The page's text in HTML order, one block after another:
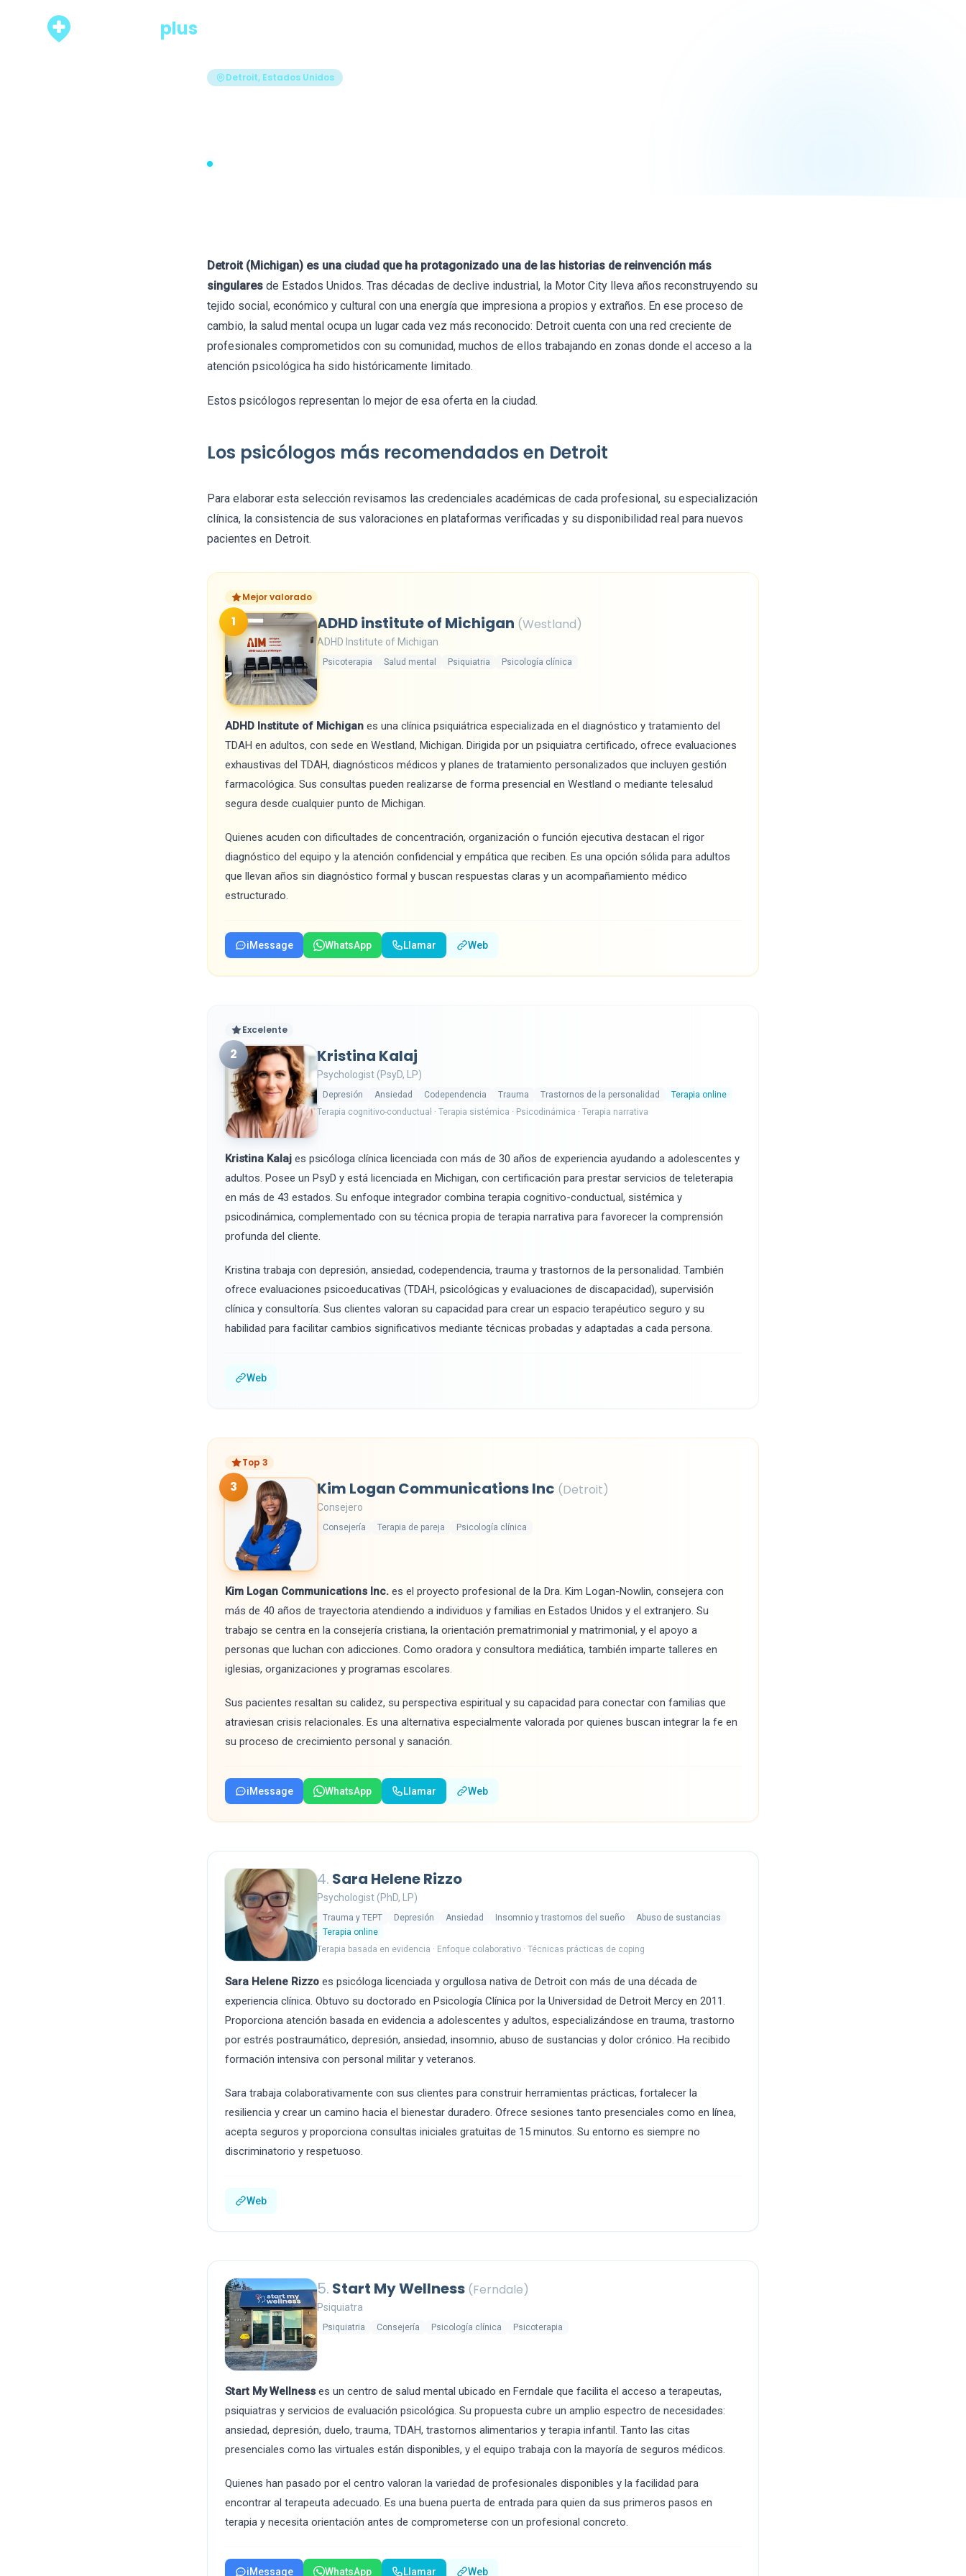
plus
Detroit, Estados Unidos
Detroit (Michigan) es una ciudad que ha protagonizado una de las historias de reinvención más
singulares de Estados Unidos. Tras décadas de declive industrial, la Motor City lleva años reconstruyendo su
tejido social, económico y cultural con una energía que impresiona a propios y extraños. En ese proceso de
cambio, la salud mental ocupa un lugar cada vez más reconocido: Detroit cuenta con una red creciente de
profesionales comprometidos con su comunidad, muchos de ellos trabajando en zonas donde el acceso a la
atención psicológica ha sido históricamente limitado.
Estos psicólogos representan lo mejor de esa oferta en la ciudad.
Los psicólogos más recomendados en Detroit
Para elaborar esta selección revisamos las credenciales académicas de cada profesional, su especialización
clínica, la consistencia de sus valoraciones en plataformas verificadas y su disponibilidad real para nuevos
pacientes en Detroit.
Mejor valorado
1 ADHD institute of Michigan (Westland)
ADHD Institute of Michigan
Psicoterapia Salud mental Psiquiatria Psicología clínica
ADHD Institute of Michigan es una clínica psiquiátrica especializada en el diagnóstico y tratamiento del
TDAH en adultos, con sede en Westland, Michigan. Dirigida por un psiquiatra certificado, ofrece evaluaciones
exhaustivas del TDAH, diagnósticos médicos y planes de tratamiento personalizados que incluyen gestión
farmacológica. Sus consultas pueden realizarse de forma presencial en Westland o mediante telesalud
segura desde cualquier punto de Michigan.
Quienes acuden con dificultades de concentración, organización o función ejecutiva destacan el rigor
diagnóstico del equipo y la atención confidencial y empática que reciben. Es una opción sólida para adultos
que llevan años sin diagnóstico formal y buscan respuestas claras y un acompañamiento médico
estructurado.
iMessage WhatsApp Llamar Web
Excelente
2 Kristina Kalaj
Psychologist (PsyD, LP)
Depresión Ansiedad Codependencia Trauma Trastornos de la personalidad
Terapia online
Terapia cognitivo-conductual · Terapia sistémica · Psicodinámica · Terapia narrativa
Kristina Kalaj es psicóloga clínica licenciada con más de 30 años de experiencia ayudando a adolescentes y
adultos. Posee un PsyD y está licenciada en Michigan, con certificación para prestar servicios de teleterapia
en más de 43 estados. Su enfoque integrador combina terapia cognitivo-conductual, sistémica y
psicodinámica, complementado con su técnica propia de terapia narrativa para favorecer la comprensión
profunda del cliente.
Kristina trabaja con depresión, ansiedad, codependencia, trauma y trastornos de la personalidad. También
ofrece evaluaciones psicoeducativas (TDAH, psicológicas y evaluaciones de discapacidad), supervisión
clínica y consultoría. Sus clientes valoran su capacidad para crear un espacio terapéutico seguro y su
habilidad para facilitar cambios significativos mediante técnicas probadas y adaptadas a cada persona.
Web
Top 3
3 Kim Logan Communications Inc (Detroit)
Consejero
Consejería Terapia de pareja Psicología clínica
Kim Logan Communications Inc. es el proyecto profesional de la Dra. Kim Logan-Nowlin, consejera con
más de 40 años de trayectoria atendiendo a individuos y familias en Estados Unidos y el extranjero. Su
trabajo se centra en la consejería cristiana, la orientación prematrimonial y matrimonial, y el apoyo a
personas que luchan con adicciones. Como oradora y consultora mediática, también imparte talleres en
iglesias, organizaciones y programas escolares.
Sus pacientes resaltan su calidez, su perspectiva espiritual y su capacidad para conectar con familias que
atraviesan crisis relacionales. Es una alternativa especialmente valorada por quienes buscan integrar la fe en
su proceso de crecimiento personal y sanación.
iMessage WhatsApp Llamar Web
4. Sara Helene Rizzo
Psychologist (PhD, LP)
Trauma y TEPT Depresión Ansiedad Insomnio y trastornos del sueño
Abuso de sustancias
Terapia online
Terapia basada en evidencia · Enfoque colaborativo · Técnicas prácticas de coping
Sara Helene Rizzo es psicóloga licenciada y orgullosa nativa de Detroit con más de una década de
experiencia clínica. Obtuvo su doctorado en Psicología Clínica por la Universidad de Detroit Mercy en 2011.
Proporciona atención basada en evidencia a adolescentes y adultos, especializándose en trauma, trastorno
por estrés postraumático, depresión, ansiedad, insomnio, abuso de sustancias y dolor crónico. Ha recibido
formación intensiva con personal militar y veteranos.
Sara trabaja colaborativamente con sus clientes para construir herramientas prácticas, fortalecer la
resiliencia y crear un camino hacia el bienestar duradero. Ofrece sesiones tanto presenciales como en línea,
acepta seguros y proporciona consultas iniciales gratuitas de 15 minutos. Su entorno es siempre no
discriminatorio y respetuoso.
Web
5. Start My Wellness (Ferndale)
Psiquiatra
Psiquiatria Consejería Psicología clínica Psicoterapia
Start My Wellness es un centro de salud mental ubicado en Ferndale que facilita el acceso a terapeutas,
psiquiatras y servicios de evaluación psicológica. Su propuesta cubre un amplio espectro de necesidades:
ansiedad, depresión, duelo, trauma, TDAH, trastornos alimentarios y terapia infantil. Tanto las citas
presenciales como las virtuales están disponibles, y el equipo trabaja con la mayoría de seguros médicos.
Quienes han pasado por el centro valoran la variedad de profesionales disponibles y la facilidad para
encontrar al terapeuta adecuado. Es una buena puerta de entrada para quien da sus primeros pasos en
terapia y necesita orientación antes de comprometerse con un profesional concreto.
iMessage WhatsApp Llamar Web